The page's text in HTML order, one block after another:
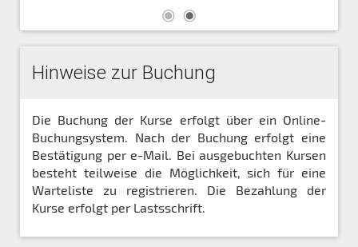
Hinweise zur Buchung
Die Buchung der Kurse erfolgt über ein Online-
Buchungsystem. Nach der Buchung erfolgt eine
Bestätigung per e-Mail. Bei ausgebuchten Kursen
besteht teilweise die Möglichkeit, sich für eine
Warteliste zu registrieren. Die Bezahlung der
Kurse erfolgt per Lastsschrift.